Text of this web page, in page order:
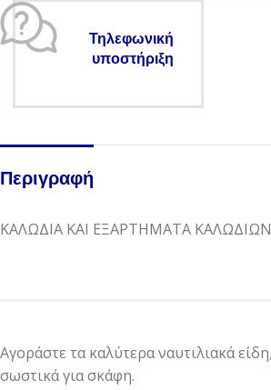
Τηλεφωνική
υποστήριξη
Περιγραφή
ΚΑΛΩΔΙΑ ΚΑΙ ΕΞΑΡΤΗΜΑΤΑ ΚΑΛΩΔΙΩΝ
Αγοράστε τα καλύτερα ναυτιλιακά
σωστικά για σκάφη.